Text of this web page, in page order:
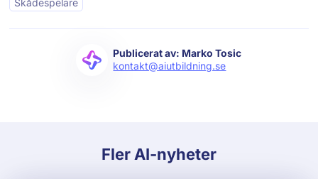
Publicerat av: Marko Tosic
kontakt@aiutbildning.se
Fler AI-nyheter